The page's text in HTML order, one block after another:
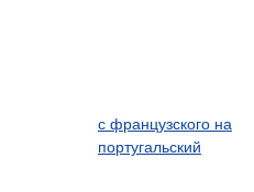
с французского на
португальский